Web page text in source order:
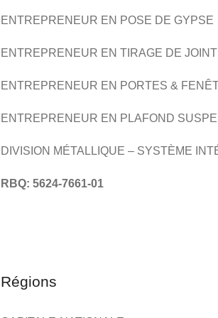
ENTREPRENEUR EN POSE DE GYPSE
ENTREPRENEUR EN TIRAGE DE JOINT
ENTREPRENEUR EN PORTES &
ENTREPRENEUR EN PLAFOND
DIVISION MÉTALLIQUE – SYSTÈME
RBQ: 5624-7661-01
Régions